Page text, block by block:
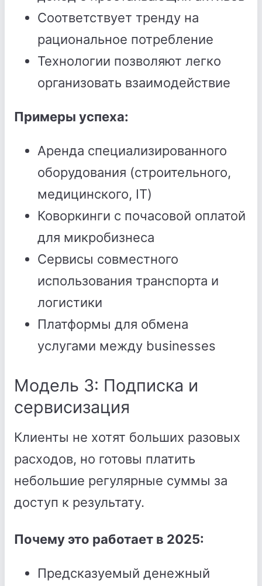
Соответствует тренду на
рациональное потребление
Технологии позволяют легко
организовать взаимодействие
Примеры успеха:
Аренда специализированного
оборудования (строительного,
медицинского, IT)
Коворкинги с почасовой оплатой
для микробизнеса
Сервисы совместного
использования транспорта и
логистики
Платформы для обмена
услугами между businesses
Модель 3: Подписка и
сервисизация
Клиенты не хотят больших разовых
расходов, но готовы платить
небольшие регулярные суммы за
доступ к результату.
Почему это работает в 2025:
Предсказуемый денежный